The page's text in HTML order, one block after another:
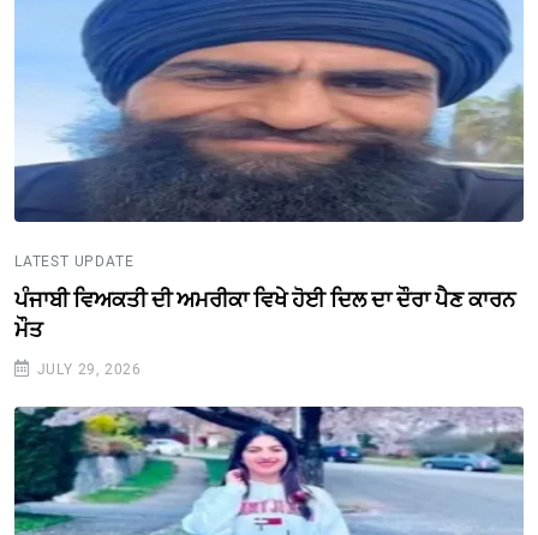
LATEST UPDATE
ਪੰਜਾਬੀ ਵਿਅਕਤੀ ਦੀ ਅਮਰੀਕਾ ਵਿਖੇ ਹੋਈ ਦਿਲ ਦਾ ਦੌਰਾ ਪੈਣ ਕਾਰਨ
ਮੌਤ
JULY 29, 2026